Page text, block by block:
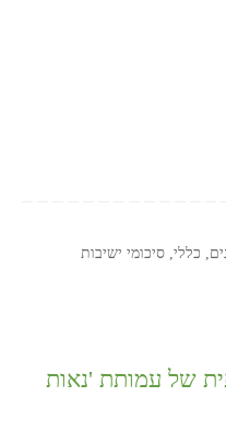
כללי, סיכומי ישיבות
של עמותת 'נאות